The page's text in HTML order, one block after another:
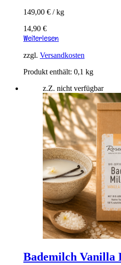
149,00 € /kg
14,90 €
Weiterlesen
zzgl. Versandkosten
Produkt enthält: 0,1 kg
z.Z. nicht verfügbar
Bademilch Vanilla